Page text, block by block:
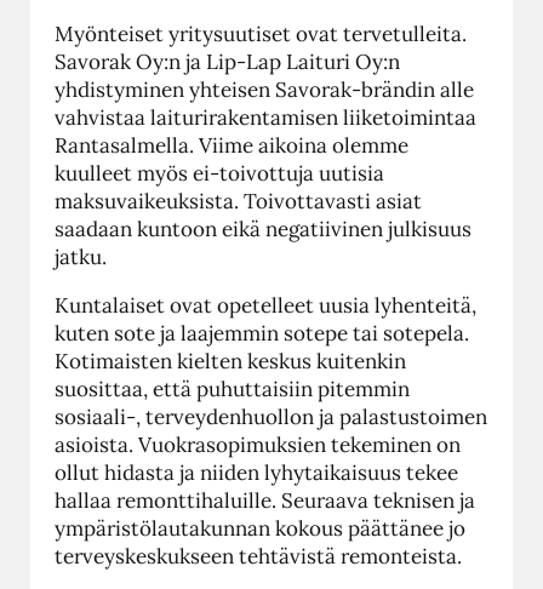
Myönteiset yritysuutiset ovat tervetulleita.
Savorak Oy:n ja Lip-Lap Laituri Oy:n
yhdistyminen yhteisen Savorak-brändin alle
vahvistaa laiturirakentamisen liiketoimintaa
Rantasalmella. Viime aikoina olemme
kuulleet myös ei-toivottuja uutisia
maksuvaikeuksista. Toivottavasti asiat
saadaan kuntoon eikä negatiivinen julkisuus
jatku.
Kuntalaiset ovat opetelleet uusia lyhenteitä,
kuten sote ja laajemmin sotepe tai sotepela.
Kotimaisten kielten keskus kuitenkin
suosittaa, että puhuttaisiin pitemmin
sosiaali-, terveydenhuollon ja palastustoimen
asioista. Vuokrasopimuksien tekeminen on
ollut hidasta ja niiden lyhytaikaisuus tekee
hallaa remonttihaluille. Seuraava teknisen ja
ympäristölautakunnan kokous päättänee jo
terveyskeskukseen tehtävistä remonteista.